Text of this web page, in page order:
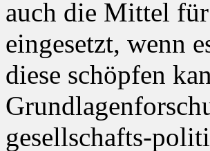
auch die Mittel
eingesetzt, wenn
diese schöpfen
gesellschafts-